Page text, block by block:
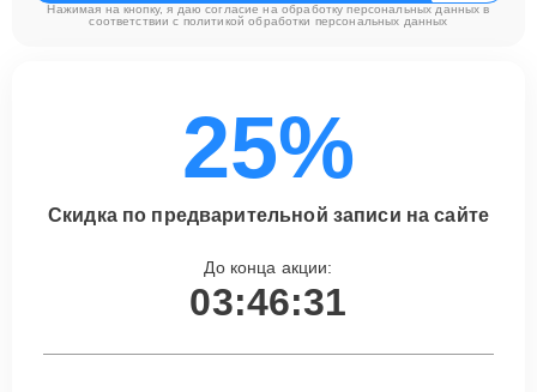
Нажимая на кнопку, я даю согласие на обработку персональных данных в
соответствии с политикой обработки персональных данных
25%
Скидка по предварительной записи на сайте
До конца акции:
03:46:31